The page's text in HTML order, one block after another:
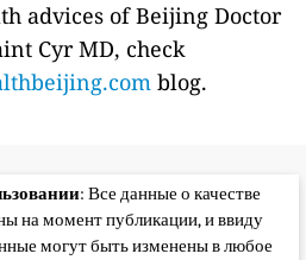
advices of Beijing Doctor
Cyr MD, check
blog.
: Все данные о качестве
на момент публикации, и ввиду
могут быть изменены в любое